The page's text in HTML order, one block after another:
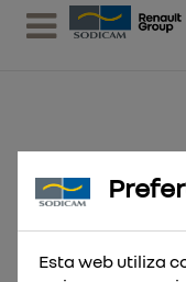
Hoja Sable
Madera y
Esta web utiliza